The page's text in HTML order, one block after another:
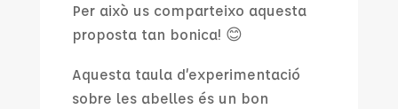
Per això us comparteixo aquesta
proposta tan bonica! 😊
Aquesta taula d’experimentació
sobre les abelles és un bon